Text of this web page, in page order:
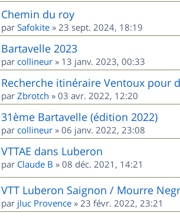
Chemin du roy
par Safokite » 23 sept. 2024, 18:19
Bartavelle 2023
par collineur » 13 janv. 2023, 00:33
Recherche itinéraire Ventoux pour
par Zbrotch » 03 avr. 2022, 12:20
31ème Bartavelle (édition 2022)
par collineur » 06 janv. 2022, 23:08
VTTAE dans Luberon
par Claude B » 08 déc. 2021, 14:21
VTT Luberon Saignon / Mourre
par jluc Provence » 23 févr. 2022, 23:21